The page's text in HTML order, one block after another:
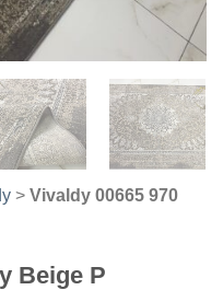
> Vivaldy 00665 970
Beige P